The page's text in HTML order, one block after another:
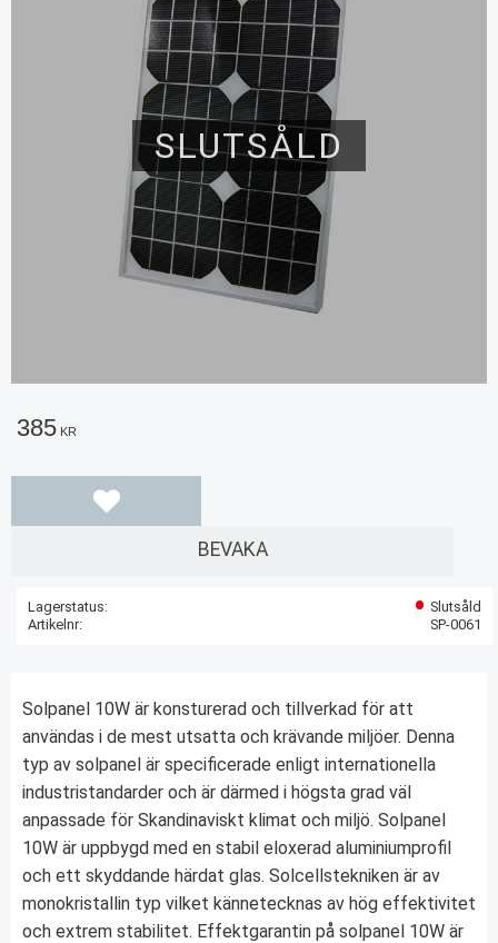
SLUTSÅLD
385 KR
Lägg till i favoriter
BEVAKA
Lagerstatus
Slutsåld
Artikelnr
SP-0061
Solpanel 10W är konsturerad och tillverkad för att
användas i de mest utsatta och krävande miljöer. Denna
typ av solpanel är specificerade enligt internationella
industristandarder och är därmed i högsta grad väl
anpassade för Skandinaviskt klimat och miljö. Solpanel
10W är uppbygd med en stabil eloxerad aluminiumprofil
och ett skyddande härdat glas. Solcellstekniken är av
monokristallin typ vilket kännetecknas av hög effektivitet
och extrem stabilitet. Effektgarantin på solpanel 10W är